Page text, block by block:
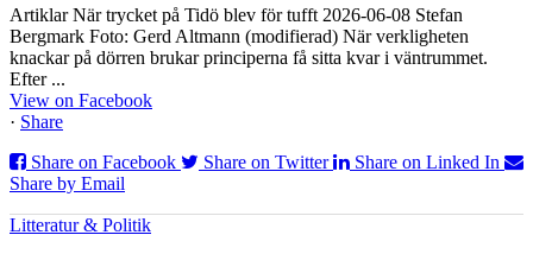
Artiklar När trycket på Tidö blev för tufft 2026-06-08 Stefan
Bergmark Foto: Gerd Altmann (modifierad) När verkligheten
knackar på dörren brukar principerna få sitta kvar i väntrummet.
Efter ...
View on Facebook
· Share
Share on Facebook
Share on Twitter
Share on Linked In
Share by Email
Litteratur & Politik